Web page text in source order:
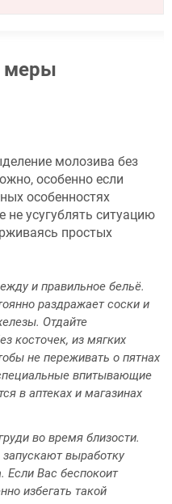
меры
молозива без
особенно если
особенностях
усугублять ситуацию
простых
и правильное бельё.
раздражает соски и
Отдайте
косточек, из мягких
не переживать о пятнах
впитывающие
в аптеках и магазинах
во время близости.
выработку
Если Вас беспокоит
избегать такой